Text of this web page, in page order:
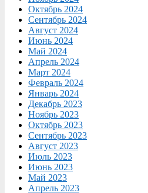
Октябрь 2024
Сентябрь 2024
Август 2024
Июнь 2024
Май 2024
Апрель 2024
Март 2024
Февраль 2024
Январь 2024
Декабрь 2023
Ноябрь 2023
Октябрь 2023
Сентябрь 2023
Август 2023
Июль 2023
Июнь 2023
Май 2023
Апрель 2023